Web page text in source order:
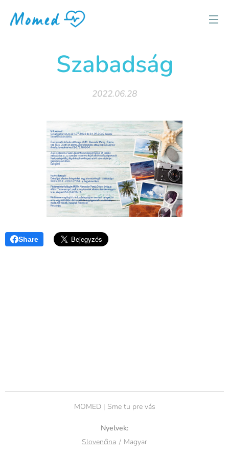
Szabadság
2022.06.28
Share
MOMED | Sme tu pre vás
Nyelvek
Slovenčina
Magyar